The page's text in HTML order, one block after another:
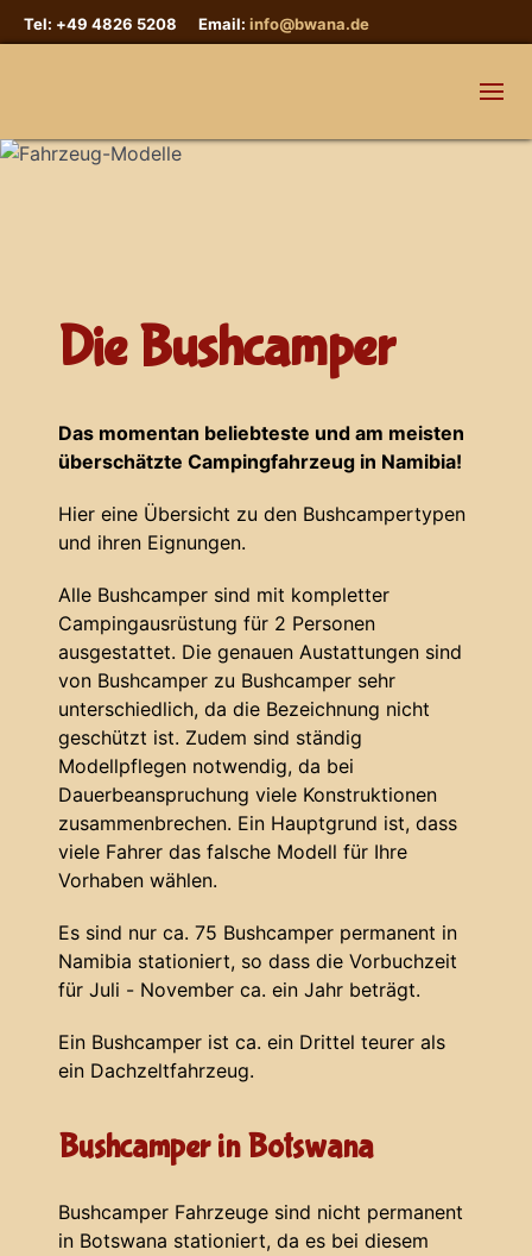
Tel: +49 4826 5208 Email: info@bwana.de
Die Bushcamper
Das momentan beliebteste und am meisten
überschätzte Campingfahrzeug in Namibia!
Hier eine Übersicht zu den Bushcampertypen
und ihren Eignungen.
Alle Bushcamper sind mit kompletter
Campingausrüstung für 2 Personen
ausgestattet. Die genauen Austattungen sind
von Bushcamper zu Bushcamper sehr
unterschiedlich, da die Bezeichnung nicht
geschützt ist. Zudem sind ständig
Modellpflegen notwendig, da bei
Dauerbeanspruchung viele Konstruktionen
zusammenbrechen. Ein Hauptgrund ist, dass
viele Fahrer das falsche Modell für Ihre
Vorhaben wählen.
Es sind nur ca. 75 Bushcamper permanent in
Namibia stationiert, so dass die Vorbuchzeit
für Juli - November ca. ein Jahr beträgt.
Ein Bushcamper ist ca. ein Drittel teurer als
ein Dachzeltfahrzeug.
Bushcamper in Botswana
Bushcamper Fahrzeuge sind nicht permanent
in Botswana stationiert, da es bei diesem